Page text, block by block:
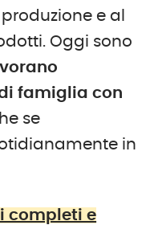
e al
Oggi sono
famiglia con
se
in
completi e